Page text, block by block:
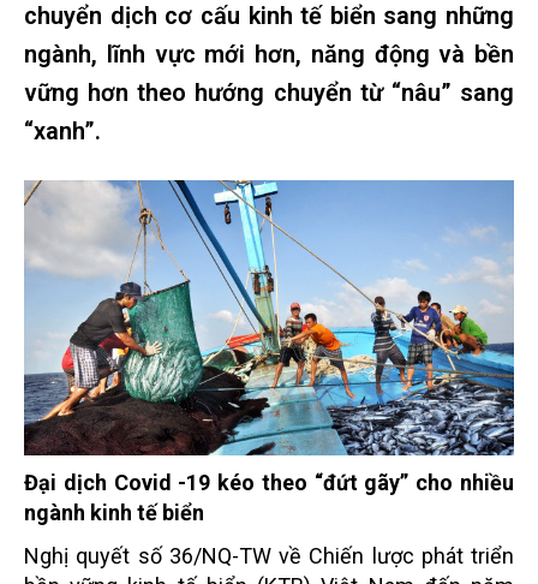
chuyển dịch cơ cấu kinh tế biển sang những
ngành, lĩnh vực mới hơn, năng động và bền
vững hơn theo hướng chuyển từ “nâu” sang
“xanh”.
Đại dịch Covid -19 kéo theo “đứt gãy” cho nhiều
ngành kinh tế biển
Nghị quyết số 36/NQ-TW về Chiến lược phát triển